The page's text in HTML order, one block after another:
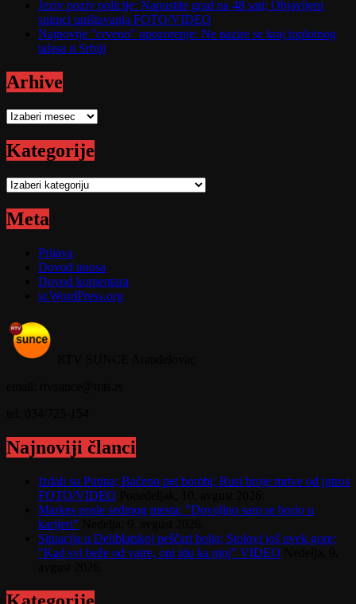
Jeziv poziv policije: Napustite grad na 48 sati; Objavljeni
snimci uništavanja FOTO/VIDEO
Najnovije "crveno" upozorenje: Ne nazire se kraj toplotnog
talasa u Srbiji
Arhive
Arhive
Kategorije
Kategorije
Meta
Prijava
Dovod unosa
Dovod komentara
sr.WordPress.org
Najnoviji članci
Izdali su Putina; Bačeno pet bombi; Rusi broje mrtve od jutros
FOTO/VIDEO
Markes posle sedmog mesta: "Dovoljno sam se borio u
karijeri"
Situacija u Deliblatskoj peščari bolja; Stolovi još uvek gore;
"Kad svi beže od vatre, oni idu ka njoj" VIDEO